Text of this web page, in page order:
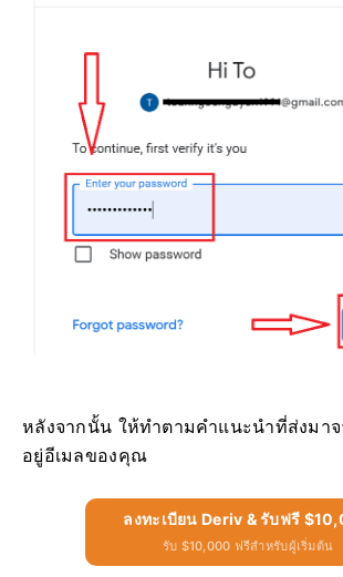
หลังจากนั้น ให้ทำตามคำแนะนำที่ส่งมาจ
อยู่อีเมลของคุณ
ลงทะเบียน Deriv & รับฟรี
รับ $10,000 ฟรีสำหรับผู้เริ่มต้น